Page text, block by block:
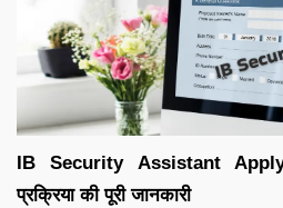
IB Security Assistant
प्रक्रिया की पूरी जानकारी